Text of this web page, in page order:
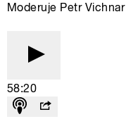
Moderuje Petr Vichnar
58:20